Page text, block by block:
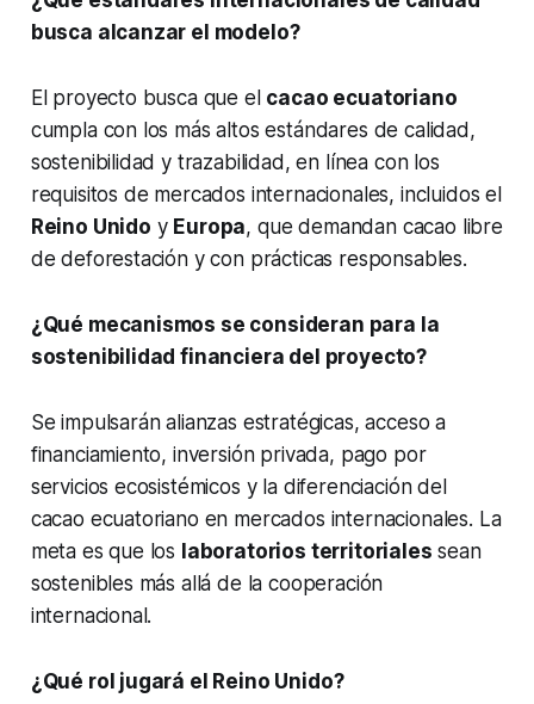
busca alcanzar el modelo?
El proyecto busca que el cacao ecuatoriano
cumpla con los más altos estándares de calidad,
sostenibilidad y trazabilidad, en línea con los
requisitos de mercados internacionales, incluidos el
Reino Unido y Europa, que demandan cacao libre
de deforestación y con prácticas responsables.
¿Qué mecanismos se consideran para la
sostenibilidad financiera del proyecto?
Se impulsarán alianzas estratégicas, acceso a
financiamiento, inversión privada, pago por
servicios ecosistémicos y la diferenciación del
cacao ecuatoriano en mercados internacionales. La
meta es que los laboratorios territoriales sean
sostenibles más allá de la cooperación
internacional.
¿Qué rol jugará el Reino Unido?